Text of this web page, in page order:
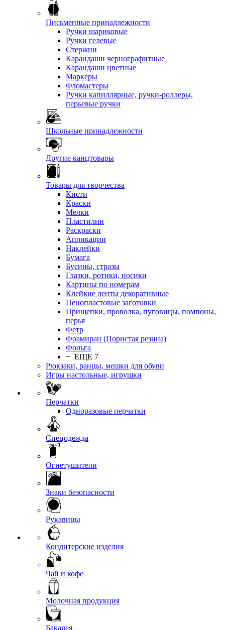
Письменные принадлежности
Ручки шариковые
Ручки гелевые
Стержни
Карандаши чернографитные
Карандаши цветные
Маркеры
Фломастеры
Ручки капиллярные, ручки-роллеры,
перьевые ручки
Школьные принадлежности
Другие канцтовары
Товары для творчества
Кисти
Краски
Мелки
Пластилин
Раскраски
Апликации
Наклейки
Бумага
Бусины, стразы
Глазки, ротики, носики
Картины по номерам
Клейкие ленты декоративные
Пенопластовые заготовки
Прищепки, проволка, пуговицы, помпоны,
перья
Фетр
Фоамиран (Пористая резина)
Фольга
+ ЕЩЕ 7
Рюкзаки, ранцы, мешки для обуви
Игры настольные, игрушки
Перчатки
Одноразовые перчатки
Спецодежда
Огнетушители
Знаки безопасности
Рукавицы
Кондитерские изделия
Чай и кофе
Молочная продукция
Бакалея